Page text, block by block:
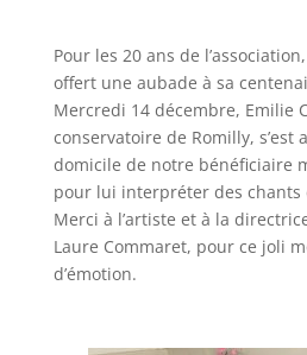
Pour les 20 ans de
offert une aubade à sa
Mercredi 14 décembre, Emilie
conservatoire de Romilly, s’est
domicile de notre bénéficiaire
pour lui interpréter des chants
Merci à l’artiste et à la
Laure Commaret, pour ce joli
d’émotion.